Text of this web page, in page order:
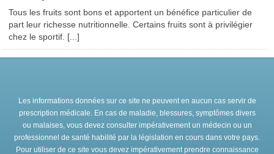
Tous les fruits sont bons et apportent un bénéfice particulier de
part leur richesse nutritionnelle. Certains fruits sont à privilégier
chez le sportif. [...]
Les informations données sur ce site ne peuvent en aucun cas servir de
prescription médicale. En cas de maladie, blessures, symptômes divers
ou malaises, vous devez consulter impérativement un médecin ou un
professionnel de santé habilité par la législation en cours dans votre pays.
Pour utiliser de ce site vous devez impérativement prendre connaissance